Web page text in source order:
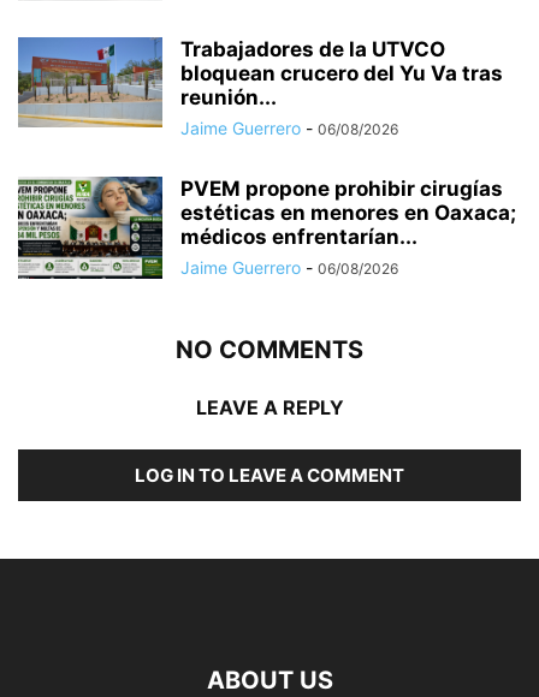
Trabajadores de la UTVCO
bloquean crucero del Yu Va tras
reunión...
Jaime Guerrero - 06/08/2026
PVEM propone prohibir cirugías
estéticas en menores en Oaxaca;
médicos enfrentarían...
Jaime Guerrero - 06/08/2026
NO COMMENTS
LEAVE A REPLY
LOG IN TO LEAVE A COMMENT
ABOUT US